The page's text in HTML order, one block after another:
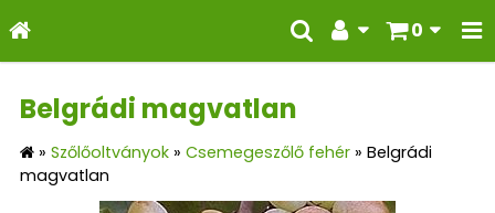
0
Belgrádi magvatlan
» Szőlőoltványok » Csemegeszőlő fehér » Belgrádi
magvatlan